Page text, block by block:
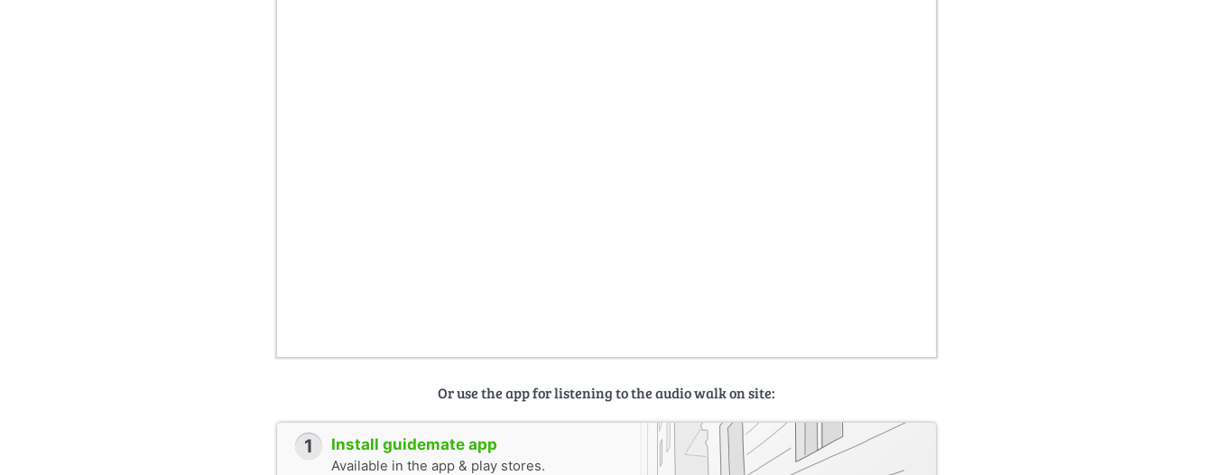
Or use the app for listening to the audio walk on site:
1 Install guidemate app
Available in the app & play stores.